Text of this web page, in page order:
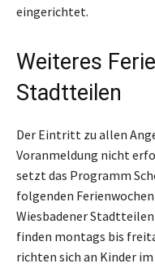
eingerichtet.
Weiteres
Stadtteilen
Der Eintritt zu allen
Voranmeldung nicht
setzt das Programm
folgenden
Wiesbadener
finden montags bis
richten sich an Kinder